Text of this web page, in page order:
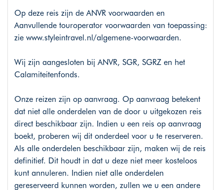
Op deze reis zijn de ANVR voorwaarden en
Aanvullende touroperator voorwaarden van toepassing:
zie www.styleintravel.nl/algemene-voorwaarden.
Wij zijn aangesloten bij ANVR, SGR, SGRZ en het
Calamiteitenfonds.
Onze reizen zijn op aanvraag. Op aanvraag betekent
dat niet alle onderdelen van de door u uitgekozen reis
direct beschikbaar zijn. Indien u een reis op aanvraag
boekt, proberen wij dit onderdeel voor u te reserveren.
Als alle onderdelen beschikbaar zijn, maken wij de reis
definitief. Dit houdt in dat u deze niet meer kosteloos
kunt annuleren. Indien niet alle onderdelen
gereserveerd kunnen worden, zullen we u een andere